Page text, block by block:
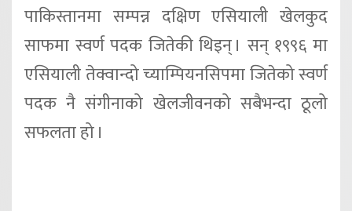
पाकिस्तानमा सम्पन्न दक्षिण एसियाली खेलकुद
साफमा स्वर्ण पदक जितेकी थिइन् । सन् १९९६ मा
एसियाली तेक्वान्दो च्याम्पियनसिपमा जितेको स्वर्ण
पदक नै संगीनाको खेलजीवनको सबैभन्दा ठूलो
सफलता हो ।